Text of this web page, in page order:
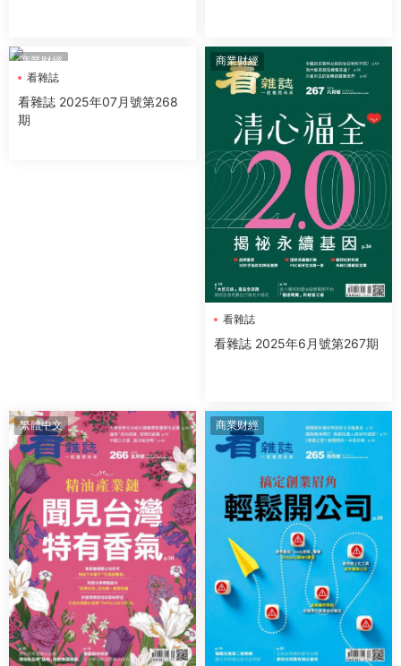
商業财經
看雜誌
看雜誌 2025年07月號第268
期
商業财經
看雜誌
看雜誌 2025年6月號第267期
繁體中文 商業财經